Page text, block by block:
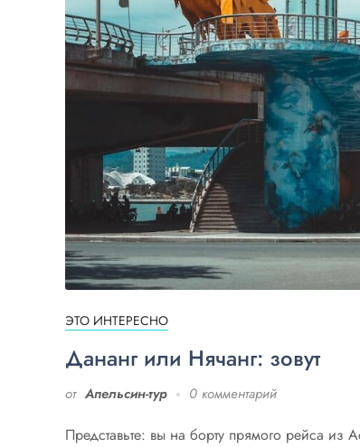
ЭТО ИНТЕРЕСНО
Дананг или Нячанг: зовут
от Апельсин-тур 0 комментарий
Представьте: вы на борту прямого рейса